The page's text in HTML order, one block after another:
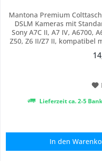
Mantona Premium
DSLM Kameras mit
Sony A7C II, A7 IV, A6700,
Z50, Z6 II/Z7 II, kompatibel
über zusätzlichen
Lieferzeit ca. 2-5
In den